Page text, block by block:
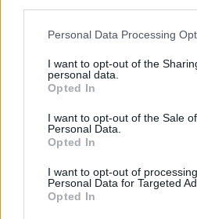
Please note that this website/app
not limited to your visit or usage
grant or deny consent to Google
use your data for below specified
consent section.
Personal Data Processing
I want to opt-out of the
personal data.
Opted In
I want to opt-out of the Sale
Personal Data.
Opted In
I want to opt-out of
Personal Data for Targeted
Opted In
Su WhatsApp
345 356 7512
Google